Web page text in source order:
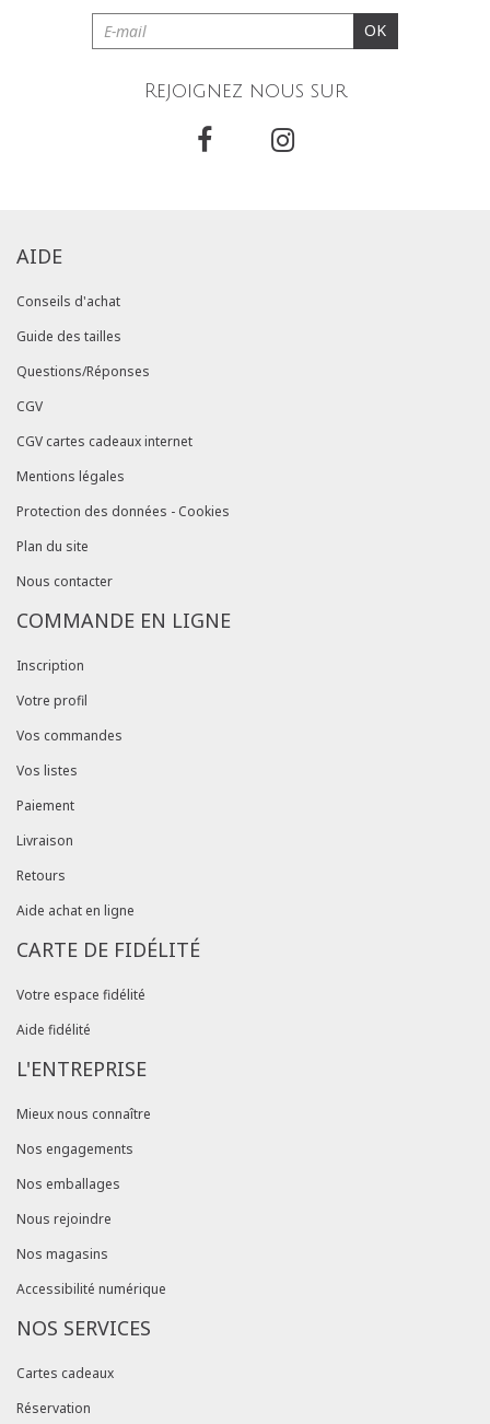
OK
Rejoignez nous sur
AIDE
Conseils d'achat
Guide des tailles
Questions/Réponses
CGV
CGV cartes cadeaux internet
Mentions légales
Protection des données - Cookies
Plan du site
Nous contacter
COMMANDE EN LIGNE
Inscription
Votre profil
Vos commandes
Vos listes
Paiement
Livraison
Retours
Aide achat en ligne
CARTE DE FIDÉLITÉ
Votre espace fidélité
Aide fidélité
L'ENTREPRISE
Mieux nous connaître
Nos engagements
Nos emballages
Nous rejoindre
Nos magasins
Accessibilité numérique
NOS SERVICES
Cartes cadeaux
Réservation